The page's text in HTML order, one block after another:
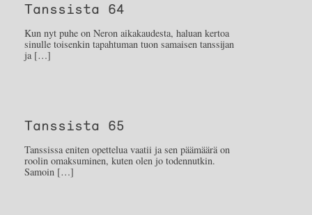
Tanssista 64
Kun nyt puhe on Neron aikakaudesta, haluan kertoa
sinulle toisenkin tapahtuman tuon samaisen tanssijan
ja […]
Tanssista 65
Tanssissa eniten opettelua vaatii ja sen päämäärä on
roolin omaksuminen, kuten olen jo todennutkin.
Samoin […]